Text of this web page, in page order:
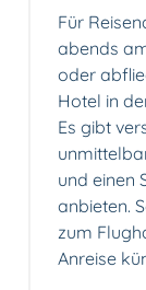
Für
abends
oder
Hotel in
Es gibt
und einen
anbieten.
zum
Anreise